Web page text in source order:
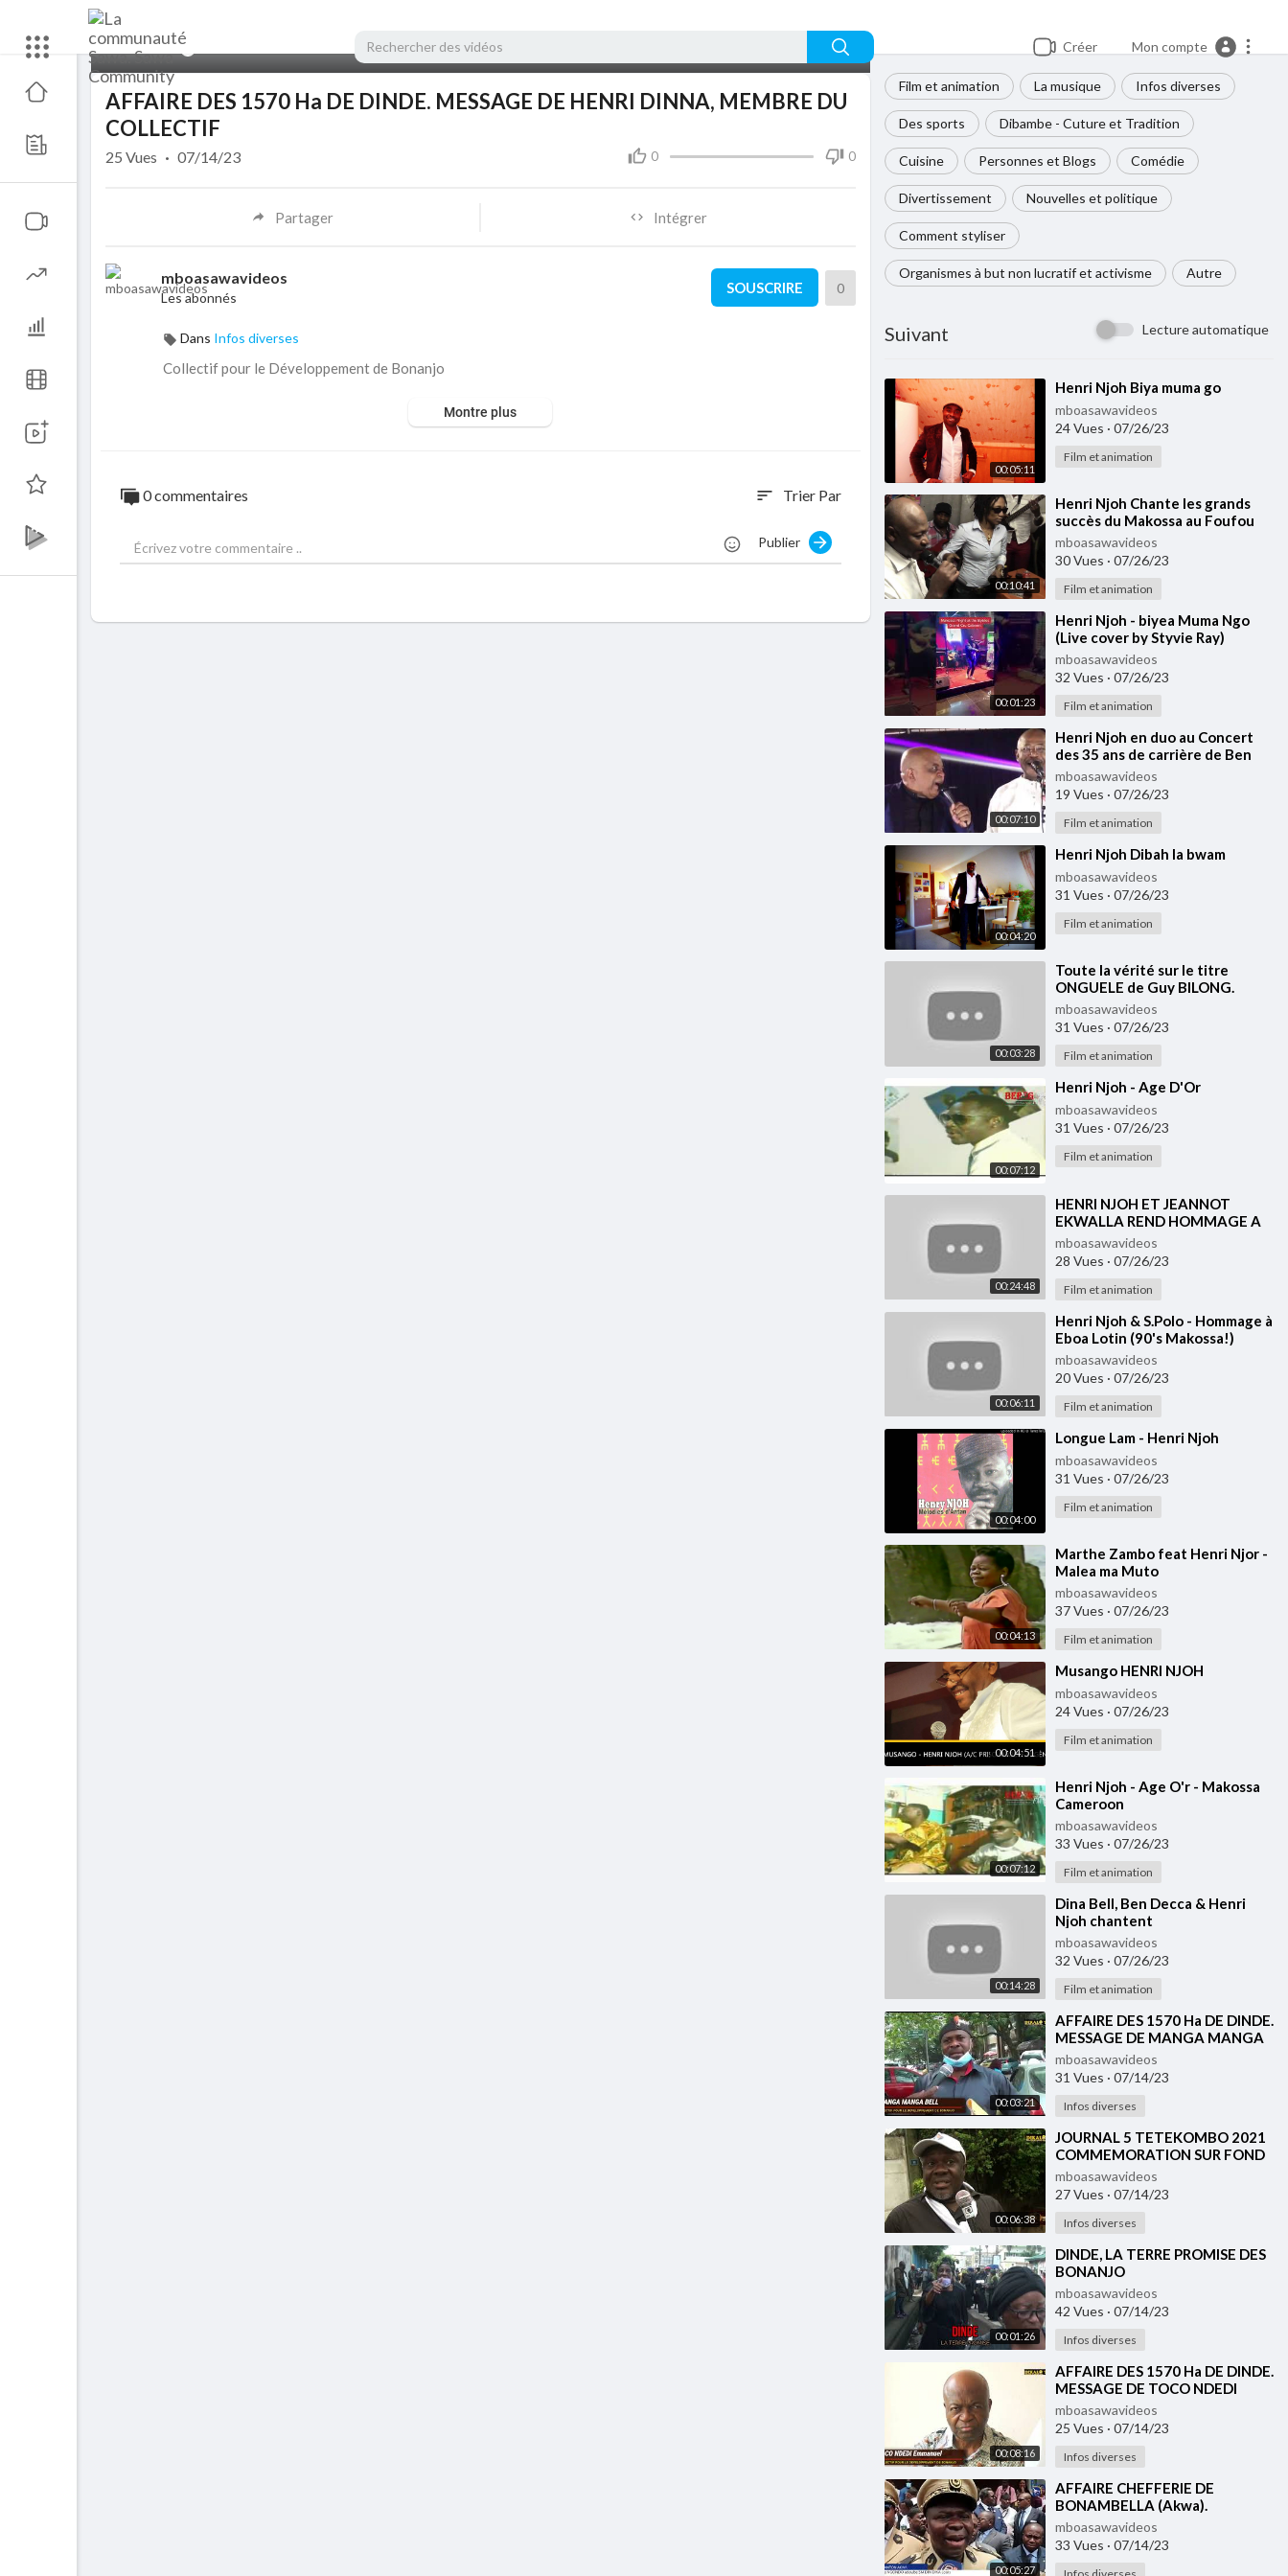
Créer Mon compte
00:00
Film et animation La musique Infos diverses
Des sports Dibambe - Cuture et Tradition
Cuisine Personnes et Blogs Comédie
Divertissement Nouvelles et politique
Comment styliser
Organismes à but non lucratif et activisme Autre
Suivant Lecture automatique
00:05:11
⁣Henri Njoh Biya muma go
mboasawavideos
24 Vues · 07/26/23
Film et animation
00:10:41
⁣Henri Njoh Chante les grands
succès du Makossa au Foufou
Club
mboasawavideos
30 Vues · 07/26/23
Film et animation
00:01:23
⁣Henri Njoh - biyea Muma Ngo
(Live cover by Styvie Ray)
mboasawavideos
32 Vues · 07/26/23
Film et animation
00:07:10
⁣Henri Njoh en duo au Concert
des 35 ans de carrière de Ben
Decca à Nanterre 24 Novembre
2018
mboasawavideos
19 Vues · 07/26/23
Film et animation
00:04:20
⁣Henri Njoh Dibah la bwam
mboasawavideos
31 Vues · 07/26/23
Film et animation
00:03:28
⁣Toute la vérité sur le titre
ONGUELE de Guy BILONG.
Henri NJOH est un mauvais
usurpateur.
mboasawavideos
31 Vues · 07/26/23
Film et animation
00:07:12
⁣Henri Njoh - Age D'Or
mboasawavideos
31 Vues · 07/26/23
Film et animation
00:24:48
⁣HENRI NJOH ET JEANNOT
EKWALLA REND HOMMAGE A
MANU DIBANGO
mboasawavideos
28 Vues · 07/26/23
Film et animation
00:06:11
⁣Henri Njoh & S.Polo - Hommage à
Eboa Lotin (90's Makossa!)
mboasawavideos
20 Vues · 07/26/23
Film et animation
00:04:00
⁣Longue Lam - Henri Njoh
mboasawavideos
31 Vues · 07/26/23
Film et animation
00:04:13
⁣Marthe Zambo feat Henri Njor -
Malea ma Muto
mboasawavideos
37 Vues · 07/26/23
Film et animation
00:04:51
⁣Musango HENRI NJOH
mboasawavideos
24 Vues · 07/26/23
Film et animation
00:07:12
⁣Henri Njoh - Age O'r - Makossa
Cameroon
mboasawavideos
33 Vues · 07/26/23
Film et animation
00:14:28
⁣Dina Bell, Ben Decca & Henri
Njoh chantent
mboasawavideos
32 Vues · 07/26/23
Film et animation
00:03:21
⁣AFFAIRE DES 1570 Ha DE DINDE.
MESSAGE DE MANGA MANGA
PATRICK ET ESSEBOU MANGA
FREDERIC
mboasawavideos
31 Vues · 07/14/23
Infos diverses
00:06:38
⁣JOURNAL 5 TETEKOMBO 2021
COMMEMORATION SUR FOND
DE CRISE DES 1570 Ha DE DINDE
mboasawavideos
27 Vues · 07/14/23
Infos diverses
00:01:26
⁣DINDE, LA TERRE PROMISE DES
BONANJO
mboasawavideos
42 Vues · 07/14/23
Infos diverses
00:08:16
⁣AFFAIRE DES 1570 Ha DE DINDE.
MESSAGE DE TOCO NDEDI
Emmanuel; MEMBRE DU
COLLECTIF
mboasawavideos
25 Vues · 07/14/23
Infos diverses
00:05:27
⁣AFFAIRE CHEFFERIE DE
BONAMBELLA (Akwa).
mboasawavideos
33 Vues · 07/14/23
AFFAIRE DES 1570 Ha DE DINDE. MESSAGE DE HENRI DINNA, MEMBRE DU
COLLECTIF
0 0
25 Vues · 07/14/23
Partager Intégrer
mboasawavideos
Les abonnés
SOUSCRIRE 0
Dans Infos diverses
Collectif pour le Développement de Bonanjo
Montre plus
0 commentaires sort Trier Par
Publier